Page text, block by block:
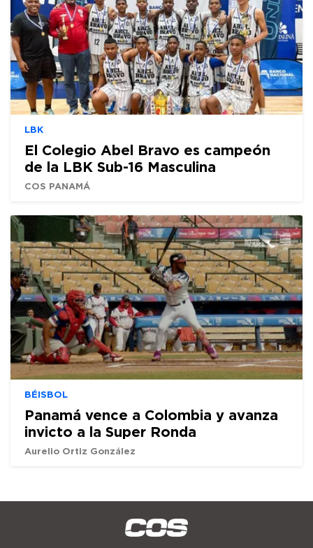
LBK
El Colegio Abel Bravo es campeón
de la LBK Sub-16 Masculina
COS PANAMÁ
BÉISBOL
Panamá vence a Colombia y avanza
invicto a la Super Ronda
Aurelio Ortiz González